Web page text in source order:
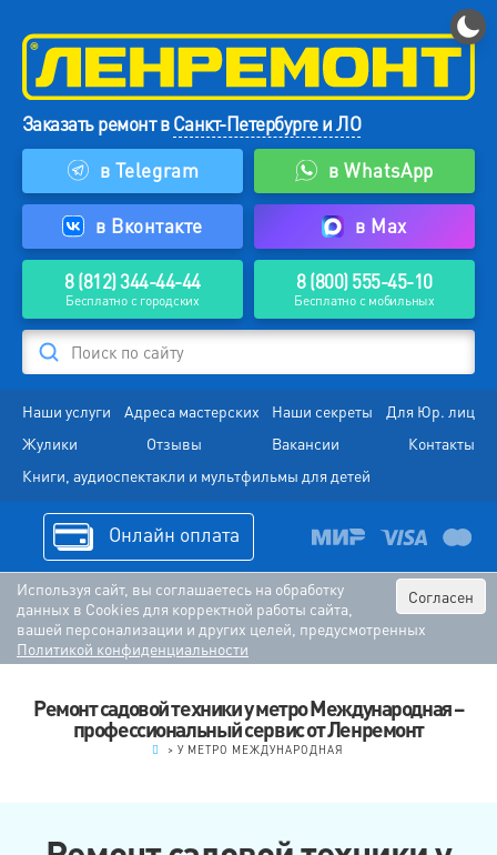
Заказать ремонт вСанкт-Петербурге и ЛО
в Telegram
в WhatsApp
в Вконтакте в Max
8 (812) 344-44-44
Бесплатно с городских
8 (800) 555-45-10
Бесплатно с мобильных
Поиск по сайту
Наши услуги Адреса мастерских Наши секреты
Для Юр. лиц
Жулики
Отзывы Вакансии
Контакты
Книги, аудиоспектакли и мультфильмы для детей
Онлайн оплата
Согласен
Используя сайт, вы соглашаетесь на обработку
данных в Cookies для корректной работы сайта,
вашей персонализации и других целей, предусмотренных
Политикой конфиденциальности
Ремонт садовой техники у метро Международная –
профессиональный сервис от Ленремонт
>У МЕТРО МЕЖДУНАРОДНАЯ